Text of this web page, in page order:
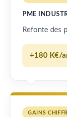
PME
Refonte des
+180 K€/
GAINS